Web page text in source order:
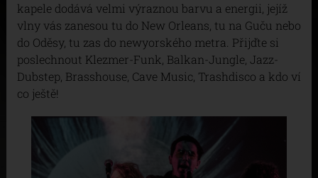
kapele dodává velmi výraznou barvu a energii, jejíž
vlny vás zanesou tu do New Orleans, tu na Guču nebo
do Oděsy, tu zas do newyorského metra. Přijďte si
poslechnout Klezmer-Funk, Balkan-Jungle, Jazz-
Dubstep, Brasshouse, Cave Music, Trashdisco a kdo ví
co ještě!